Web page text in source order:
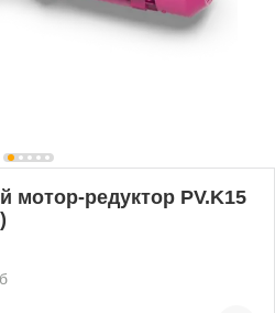
мотор-редуктор PV.K15